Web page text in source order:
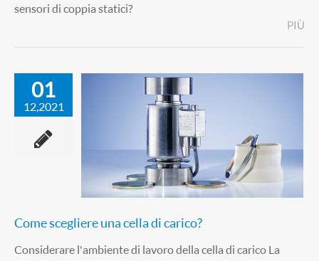
sensori di coppia statici?
PIÙ
01
12,2021
Come scegliere una cella di carico?
Considerare l'ambiente di lavoro della cella di carico La